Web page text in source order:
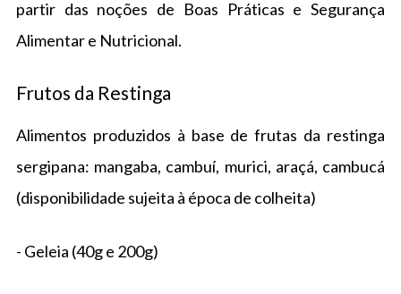
partir das noções de Boas Práticas e Segurança
Alimentar e Nutricional.
Frutos da Restinga
Alimentos produzidos à base de frutas da restinga
sergipana: mangaba, cambuí, murici, araçá, cambucá
(disponibilidade sujeita à época de colheita)
- Geleia (40g e 200g)